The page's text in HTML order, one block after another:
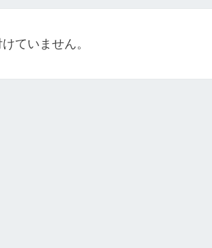
ていません。